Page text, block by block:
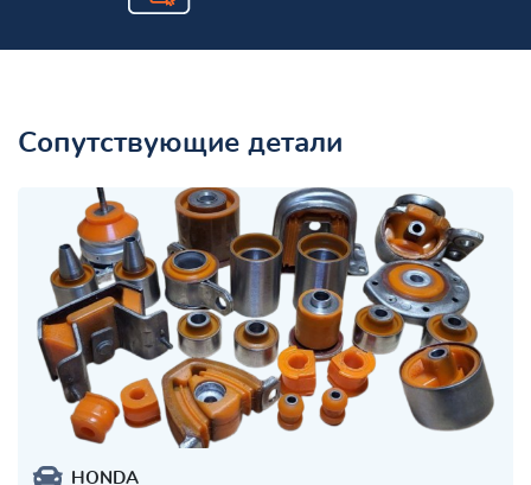
Сопутствующие детали
HONDA